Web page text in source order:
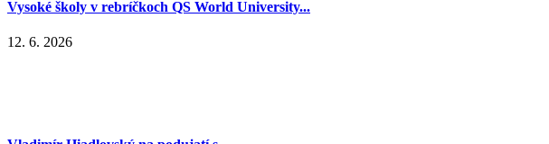
Vysoké školy v rebríčkoch QS World University...
12. 6. 2026